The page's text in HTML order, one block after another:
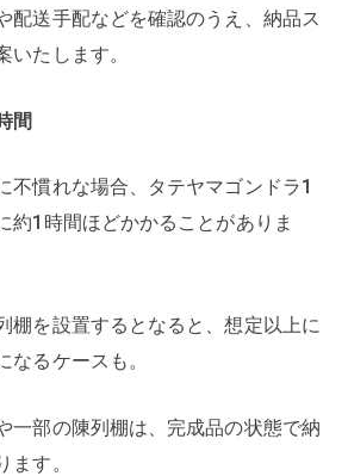
配送手配などを確認のうえ、納品ス
いたします。
間
不慣れな場合、タテヤマゴンドラ1
約1時間ほどかかることがありま
棚を設置するとなると、想定以上に
なるケースも。
一部の陳列棚は、完成品の状態で納
ます。